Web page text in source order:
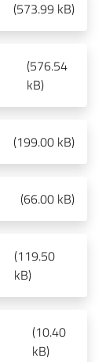
(573.99 kB)
(576.54
kB)
(199.00 kB)
(66.00 kB)
(119.50
kB)
(10.40
kB)